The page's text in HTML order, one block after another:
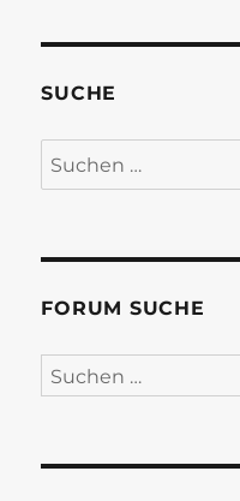
SUCHE
Suchen
nach:
FORUM SUCHE